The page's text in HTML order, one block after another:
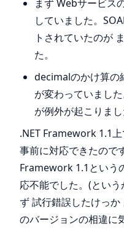
まず Webサービス
していました。
トされていたのが
た。
decimalのかけ算の
が変わっていまし
が例外が起こりまし
.NET Framework 1.1
事前に対応できたので
Framework 1.1という
応不能でした。(とい
ず 試行錯誤したけっ
のバージョンの相違に